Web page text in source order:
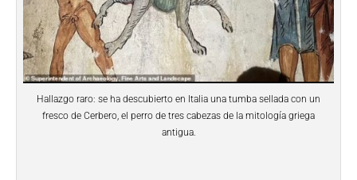
Hallazgo raro: se ha descubierto en Italia una tumba sellada con un
fresco de Cerbero, el perro de tres cabezas de la mitología griega
antigua.